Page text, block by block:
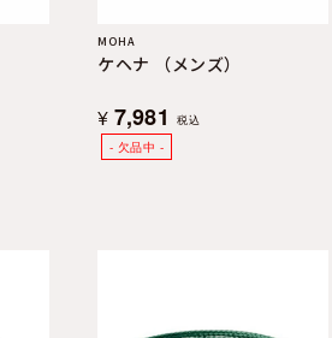
MOHA
ケヘナ （メンズ）
¥ 7,981
税込